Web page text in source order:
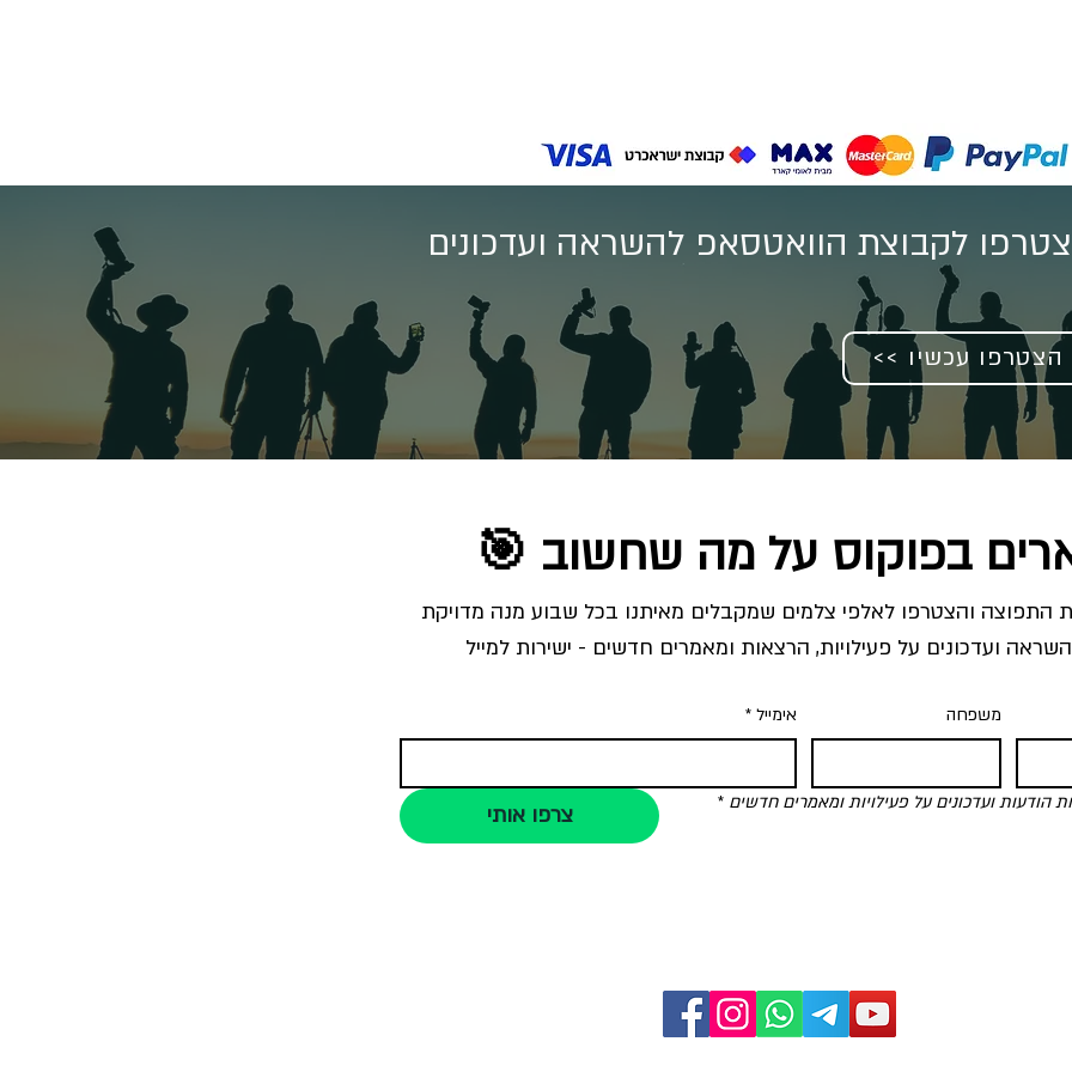
לקבוצת הוואטסאפ להשראה ועדכונים
<< הצטרפו עכשיו
בפוקוס על מה שחשוב 🎯
ועדכונים על פעילויות, הרצאות ומאמרים חדשים - ישירות למייל
משפחה אימייל *
ועדכונים על פעילויות ומאמרים חדשים * צרפו אותי